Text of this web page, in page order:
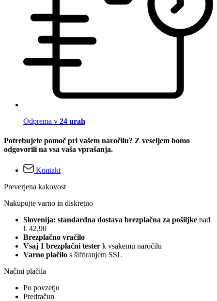
Odprema v 24 urah
Potrebujete pomoč pri vašem naročilu? Z veseljem bomo
odgovorili na vsa vaša vprašanja.
Kontakt
Preverjena kakovost
Nakupujte varno in diskretno
Slovenija: standardna dostava brezplačna za pošiljke nad
€ 42,90
Brezplačno vračilo
Vsaj 1 brezplačni tester k vsakemu naročilu
Varno plačilo s šifriranjem SSL
Načini plačila
Po povzetju
Predračun